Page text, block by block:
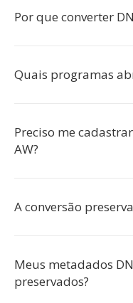
Por que converter
Quais programas
Preciso me
AW?
A conversão
Meus metadados
preservados?